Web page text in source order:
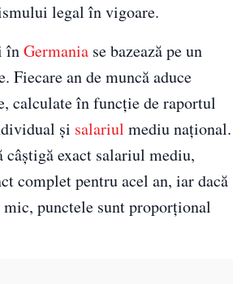
legal în vigoare.
înGermania se bazează pe un
Fiecare an de muncă aduce
calculate în funcție de raportul
și salariul mediu național.
câștigă exact salariul mediu,
complet pentru acel an, iar dacă
punctele sunt proporțional